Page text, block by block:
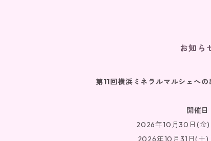
お知ら
第11回横浜ミネラルマルシェへの
開催日
2026年10月30日(金
2026年10月31日(土